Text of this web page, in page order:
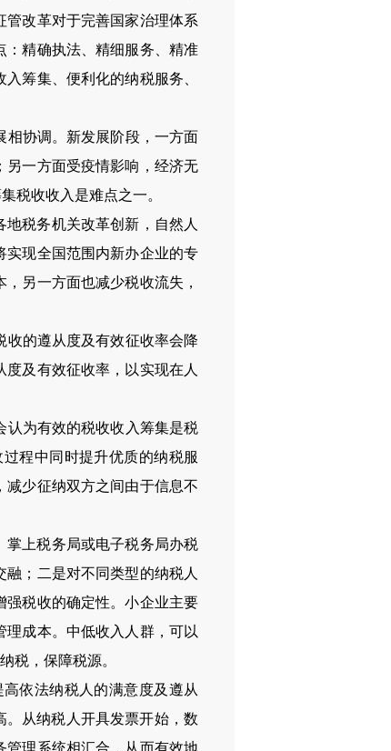
改革对于完善国家治理体系
：精确执法、精细服务、精准
筹集、便利化的纳税服务、
相协调。新发展阶段，一方面
另一方面受疫情影响，经济无
税收收入是难点之一。
税务机关改革创新，自然人
实现全国范围内新办企业的专
另一方面也减少税收流失，
收的遵从度及有效征收率会降
及有效征收率，以实现在人
认为有效的税收收入筹集是税
程中同时提升优质的纳税服
少征纳双方之间由于信息不
掌上税务局或电子税务局办税
；二是对不同类型的纳税人
强税收的确定性。小企业主要
成本。中低收入人群，可以
税，保障税源。
依法纳税人的满意度及遵从
。从纳税人开具发票开始，数
管理系统相汇合，从而有效地